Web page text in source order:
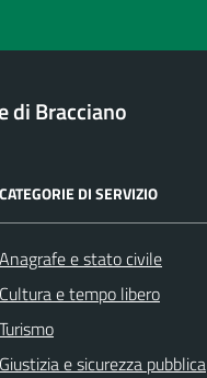
di Bracciano
CATEGORIE DI SERVIZIO
Anagrafe e stato civile
Cultura e tempo libero
Turismo
Giustizia e sicurezza pubblica